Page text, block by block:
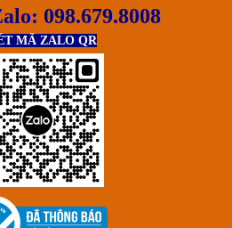
098.679.8008
MÃ ZALO QR